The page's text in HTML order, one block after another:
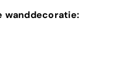
wanddecoratie: